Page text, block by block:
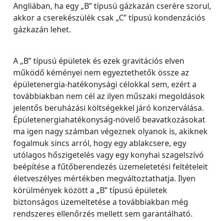
Angliában, ha egy „B” típusú gázkazán cserére szorul,
akkor a cserekészülék csak „C” típusú kondenzációs
gázkazán lehet.
A „B” típusú épületek és ezek gravitációs elven
működő kéményei nem egyeztethetők össze az
épületenergia-hatékonysági célokkal sem, ezért a
továbbiakban nem cél az ilyen műszaki megoldások
jelentős beruházási költségekkel járó konzerválása.
Épületenergiahatékonyság-növelő beavatkozásokat
ma igen nagy számban végeznek olyanok is, akiknek
fogalmuk sincs arról, hogy egy ablakcsere, egy
utólagos hőszigetelés vagy egy konyhai szagelszívó
beépítése a fűtőberendezés üzemeletetési feltételeit
életveszélyes mértékben megváltoztathatja. Ilyen
körülmények között a „B” típusú épületek
biztonságos üzemeltetése a továbbiakban még
rendszeres ellenőrzés mellett sem garantálható.